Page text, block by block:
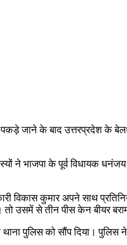
पकड़े जाने के बाद उत्तरप्रदेश के
ने भाजपा के पूर्व विधायक
विकास कुमार अपने साथ
उसमें से तीन पीस केन बीयर
पुलिस को सौंप दिया। पुलिस